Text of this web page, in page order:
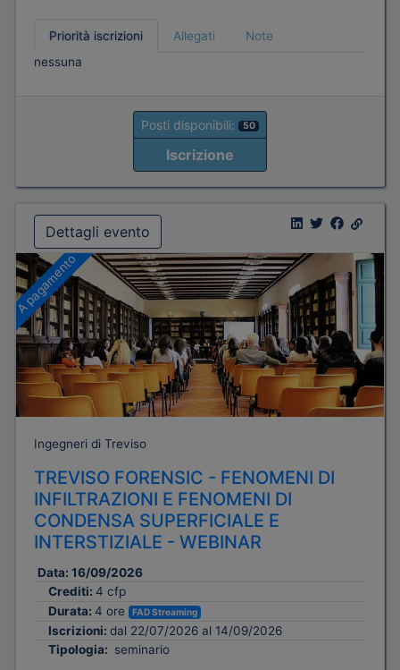
Priorità iscrizioni Allegati
Note
nessuna
Posti disponibili: 50
Iscrizione
Dettagli evento
A pagamento
Ingegneri di Treviso
TREVISO FORENSIC - FENOMENI DI
INFILTRAZIONI E FENOMENI DI
CONDENSA SUPERFICIALE E
INTERSTIZIALE - WEBINAR
Data: 16/09/2026
Crediti: 4 cfp
Durata: 4 ore FAD Streaming
Iscrizioni: dal 22/07/2026 al 14/09/2026
Tipologia: seminario